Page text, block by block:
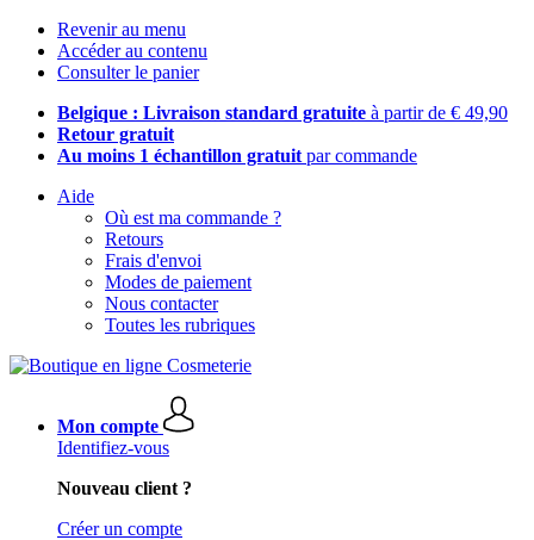
Revenir au menu
Accéder au contenu
Consulter le panier
Belgique : Livraison standard gratuite à partir de € 49,90
Retour gratuit
Au moins 1 échantillon gratuit par commande
Aide
Où est ma commande ?
Retours
Frais d'envoi
Modes de paiement
Nous contacter
Toutes les rubriques
Mon compte
Identifiez-vous
Nouveau client ?
Créer un compte